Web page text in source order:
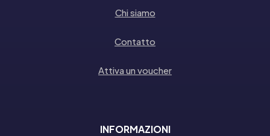
Chi siamo
Contatto
Attiva un voucher
INFORMAZIONI